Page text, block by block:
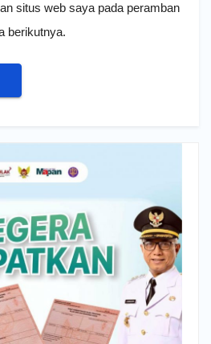
situs web saya pada peramban
berikutnya.